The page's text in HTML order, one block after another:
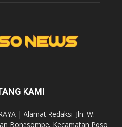
KAMI
| Alamat Redaksi: Jln. W.
Bonesompe, Kecamatan Poso